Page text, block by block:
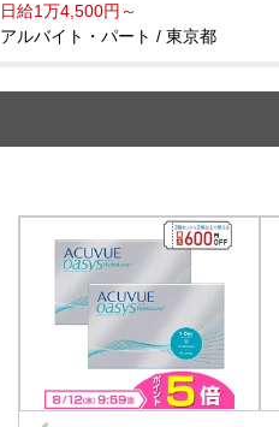
日給1万4,500円～
アルバイト・パート / 東京都